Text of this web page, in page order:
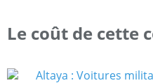
Le coût de cette